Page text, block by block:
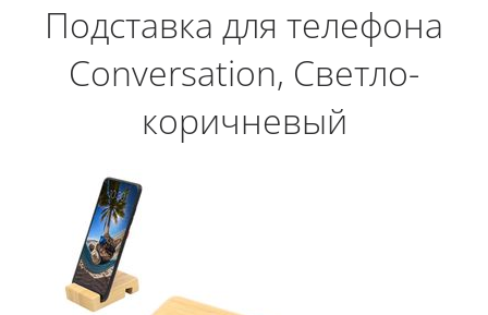
Подставка для телефона
Conversation, Светло-
коричневый